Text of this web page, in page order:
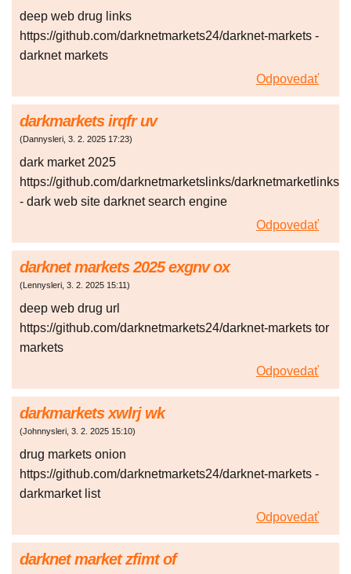
deep web drug links
https://github.com/darknetmarkets24/darknet-markets -
darknet markets
Odpovedať
darkmarkets irqfr uv
(Dannysleri 3. 2. 2025 17:23)
dark market 2025
https://github.com/darknetmarketslinks/darknetmarketlinks
- dark web site darknet search engine
Odpovedať
darknet markets 2025 exgnv ox
(Lennysleri 3. 2. 2025 15:11)
deep web drug url
https://github.com/darknetmarkets24/darknet-markets tor
markets
Odpovedať
darkmarkets xwlrj wk
(Johnnysleri 3. 2. 2025 15:10)
drug markets onion
https://github.com/darknetmarkets24/darknet-markets -
darkmarket list
Odpovedať
darknet market zfimt of